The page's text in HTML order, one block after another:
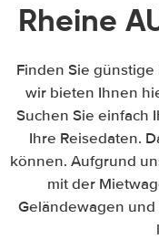
Rheine
Finden Sie
wir bieten Ihnen
Suchen Sie einfach
Ihre Reisedaten.
können. Aufgrund
mit der
Geländewagen und